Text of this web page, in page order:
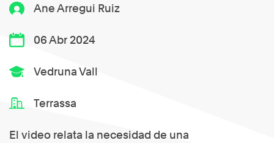
Ane Arregui Ruiz
06 Abr 2024
Vedruna Vall
Terrassa
El video relata la necesidad de una